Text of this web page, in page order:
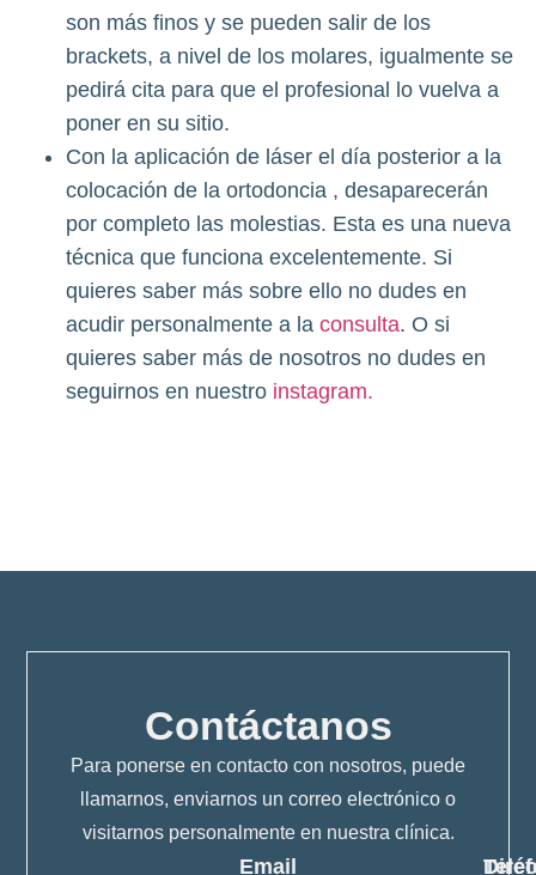
son más finos y se pueden salir de los
brackets, a nivel de los molares, igualmente se
pedirá cita para que el profesional lo vuelva a
poner en su sitio.
Con la aplicación de láser el día posterior a la
colocación de la ortodoncia , desaparecerán
por completo las molestias. Esta es una nueva
técnica que funciona excelentemente. Si
quieres saber más sobre ello no dudes en
acudir personalmente a la consulta. O si
quieres saber más de nosotros no dudes en
seguirnos en nuestro instagram.
Contáctanos
Para ponerse en contacto con nosotros, puede
llamarnos, enviarnos un correo electrónico o
visitarnos personalmente en nuestra clínica.
Email